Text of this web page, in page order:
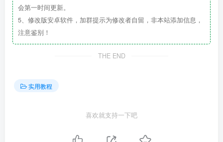
会第一时间更新。
5、修改版安卓软件，加群提示为修改者自留，非本站添加信息，
注意鉴别！
THE END
实用教程
喜欢就支持一下吧